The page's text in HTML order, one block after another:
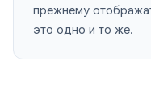
прежнему
это одно и то же.